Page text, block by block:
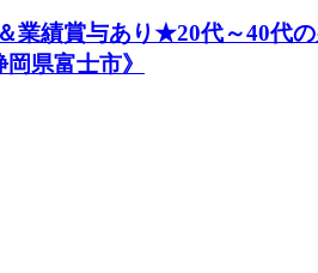
業績賞与あり★20代～40代
県富士市》